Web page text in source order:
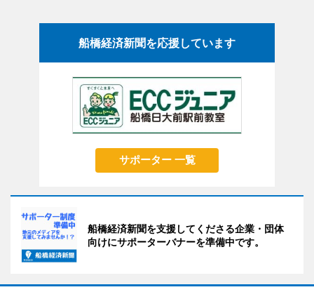
船橋経済新聞を応援しています
サポーター 一覧
船橋経済新聞を支援してくださる企業・団体
向けにサポーターバナーを準備中です。